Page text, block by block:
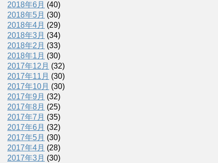
2018年6月 (40)
2018年5月 (30)
2018年4月 (29)
2018年3月 (34)
2018年2月 (33)
2018年1月 (30)
2017年12月 (32)
2017年11月 (30)
2017年10月 (30)
2017年9月 (32)
2017年8月 (25)
2017年7月 (35)
2017年6月 (32)
2017年5月 (30)
2017年4月 (28)
2017年3月 (30)